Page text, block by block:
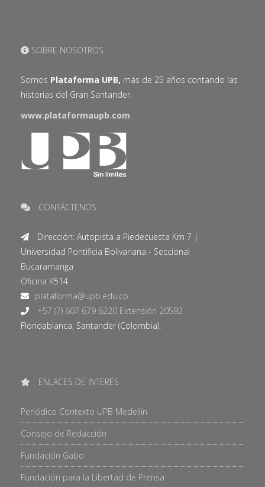
SOBRE NOSOTROS
Somos Plataforma UPB, más de 25 años contando las
historias del Gran Santander.
www.plataformaupb.com
CONTÁCTENOS
Dirección: Autopista a Piedecuesta Km 7 |
Universidad Pontificia Bolivariana - Seccional
Bucaramanga
Oficina K514
+57 (7) 607 679 6220 Extensión 20592
Floridablanca, Santander (Colombia).
ENLACES DE INTERÉS
Periódico Contexto UPB Medellín
Consejo de Redacción
Fundación Gabo
Fundación para la Libertad de Prensa